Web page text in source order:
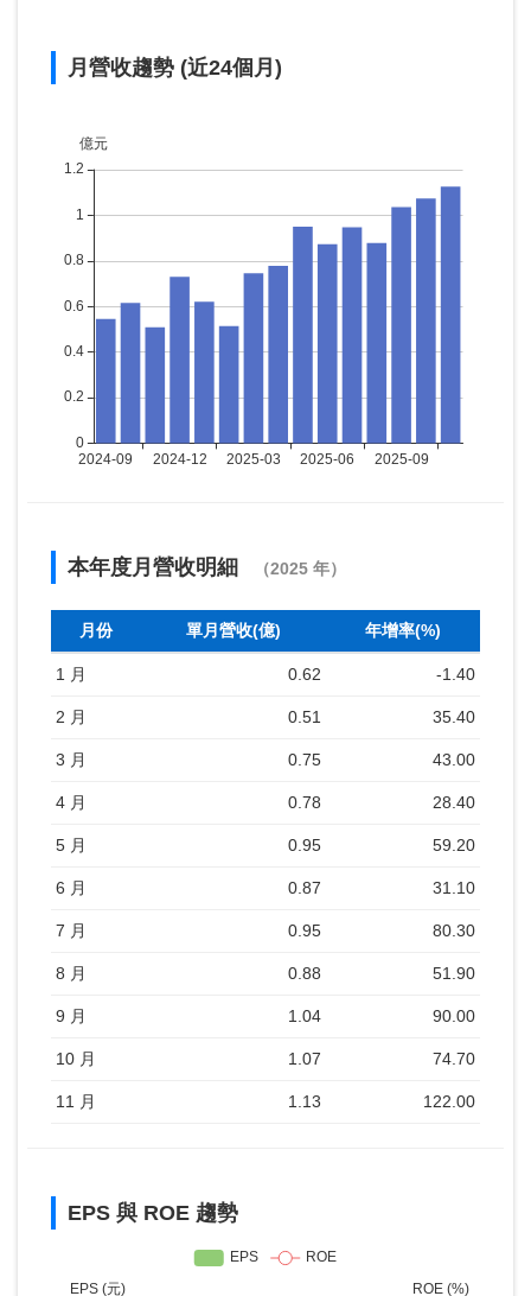
月營收趨勢 (近24個月)
本年度月營收明細 （2025 年）
月份 單月營收(億) 年增率(%)
1 月 0.62 -1.40
2 月 0.51 35.40
3 月 0.75 43.00
4 月 0.78 28.40
5 月 0.95 59.20
6 月 0.87 31.10
7 月 0.95 80.30
8 月 0.88 51.90
9 月 1.04 90.00
10 月 1.07 74.70
11 月 1.13 122.00
EPS 與 ROE 趨勢